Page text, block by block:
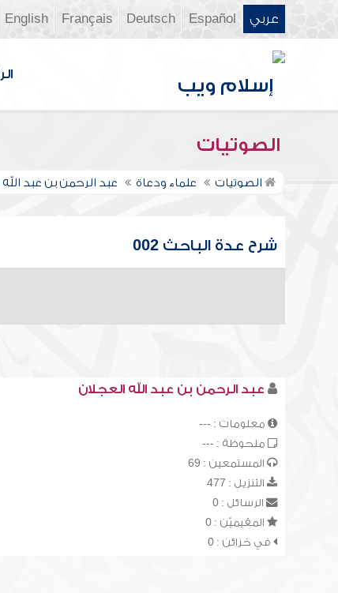
عربي Español
Deutsch
Français
English
الصوتيات
الصوتيات علماء ودعاة عبد الرحمن بن عبد
شرح عدة الباحث 002
عبد الرحمن بن عبد الله العجلان
معلومات : ---
ملحوظة : ---
المستمعين : 69
التنزيل : 477
الرسائل : 0
المقيميّن : 0
في خزائن : 0